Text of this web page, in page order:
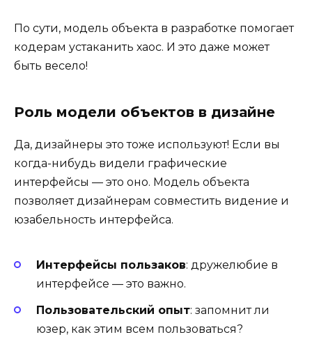
По сути, модель объекта в разработке помогает
кодерам устаканить хаос. И это даже может
быть весело!
Роль модели объектов в дизайне
Да, дизайнеры это тоже используют! Если вы
когда-нибудь видели графические
интерфейсы — это оно. Модель объекта
позволяет дизайнерам совместить видение и
юзабельность интерфейса.
Интерфейсы пользаков: дружелюбие в
интерфейсе — это важно.
Пользовательский опыт: запомнит ли
юзер, как этим всем пользоваться?